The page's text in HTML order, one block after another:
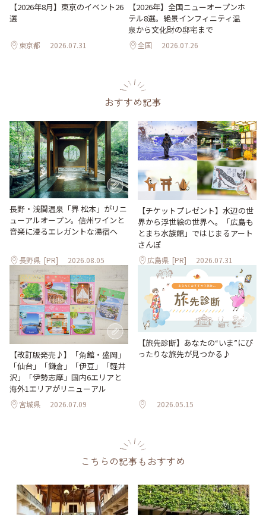
【2026年8月】東京のイベント26
選
東京都 2026.07.31
【2026年】全国ニューオープンホ
テル8選。絶景インフィニティ温
泉から文化財の邸宅まで
全国 2026.07.26
おすすめ記事
長野・浅間温泉「界 松本」がリニ
ューアルオープン。信州ワインと
音楽に浸るエレガントな湯宿へ
長野県 [PR] 2026.08.05
【チケットプレゼント】水辺の世
界から浮世絵の世界へ。「広島も
とまち水族館」ではじまるアート
さんぽ
広島県 [PR] 2026.07.31
【改訂版発売♪】「角館・盛岡」
「仙台」「鎌倉」「伊豆」「軽井
沢」「伊勢志摩」国内6エリアと
海外1エリアがリニューアル
宮城県 2026.07.09
【旅先診断】あなたの“いま”にぴ
ったりな旅先が見つかる♪
2026.05.15
こちらの記事もおすすめ